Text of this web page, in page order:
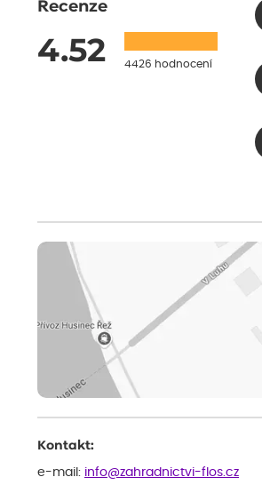
Recenze
4.52 4426 hodnocení
Kontakt:
e-mail: info@zahradnictvi-flos.cz